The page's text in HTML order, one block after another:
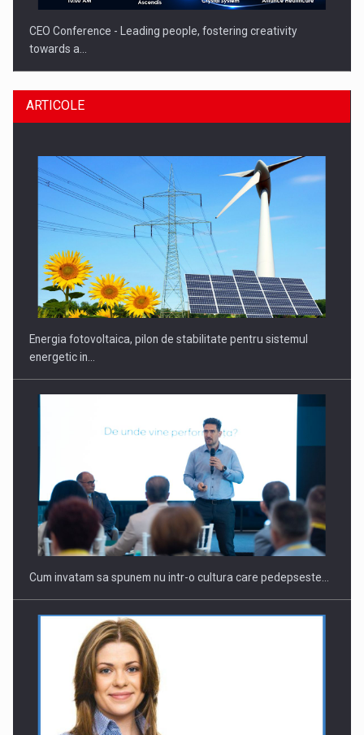
CEO Conference - Leading people, fostering creativity
towards a…
CEO Conference - Shaping The Future - Technology and…
Webinar - Business Evolution-RETHINK STRATEGY-Finantare
Investitii Digitalizare
ARTICOLE
Energia fotovoltaica, pilon de stabilitate pentru sistemul
energetic in…
Cum invatam sa spunem nu intr-o cultura care pedepseste…